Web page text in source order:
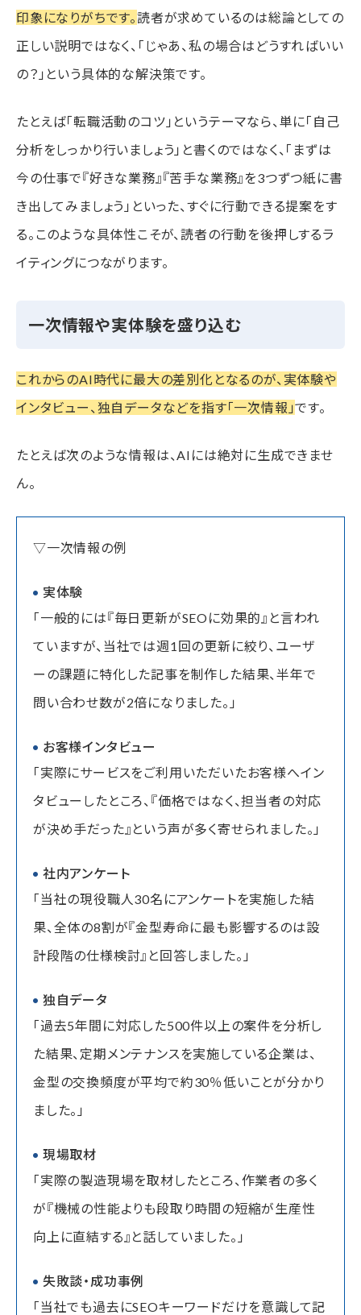
印象になりがちです。読者が求めているのは総論としての
正しい説明ではなく、「じゃあ、私の場合はどうすればいい
の？」という具体的な解決策です。
たとえば「転職活動のコツ」というテーマなら、単に「自己
分析をしっかり行いましょう」と書くのではなく、「まずは
今の仕事で『好きな業務』『苦手な業務』を3つずつ紙に書
き出してみましょう」といった、すぐに行動できる提案をす
る。このような具体性こそが、読者の行動を後押しするラ
イティングにつながります。
一次情報や実体験を盛り込む
これからのAI時代に最大の差別化となるのが、実体験や
インタビュー、独自データなどを指す「一次情報」です。
たとえば次のような情報は、AIには絶対に生成できませ
ん。
▽一次情報の例
実体験
「一般的には『毎日更新がSEOに効果的』と言われ
ていますが、当社では週1回の更新に絞り、ユーザ
ーの課題に特化した記事を制作した結果、半年で
問い合わせ数が2倍になりました。」
お客様インタビュー
「実際にサービスをご利用いただいたお客様へイン
タビューしたところ、『価格ではなく、担当者の対応
が決め手だった』という声が多く寄せられました。」
社内アンケート
「当社の現役職人30名にアンケートを実施した結
果、全体の8割が『金型寿命に最も影響するのは設
計段階の仕様検討』と回答しました。」
独自データ
「過去5年間に対応した500件以上の案件を分析し
た結果、定期メンテナンスを実施している企業は、
金型の交換頻度が平均で約30％低いことが分かり
ました。」
現場取材
「実際の製造現場を取材したところ、作業者の多く
が『機械の性能よりも段取り時間の短縮が生産性
向上に直結する』と話していました。」
失敗談・成功事例
「当社でも過去にSEOキーワードだけを意識して記